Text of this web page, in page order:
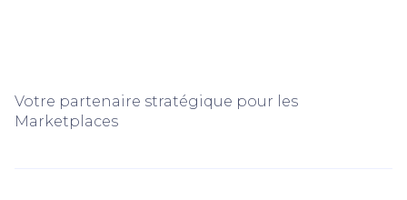
Votre partenaire stratégique pour les
Marketplaces